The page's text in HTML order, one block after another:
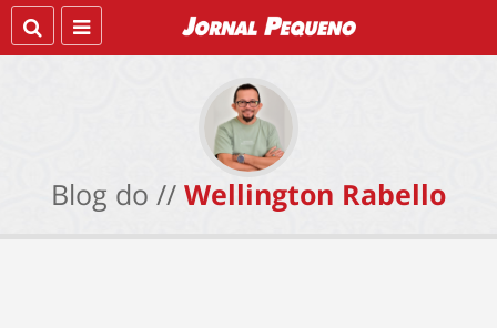
Blog do // Wellington Rabello